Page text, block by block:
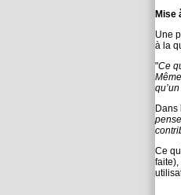
Mise
Une
à la
"Ce
Dans
Ce
faite),